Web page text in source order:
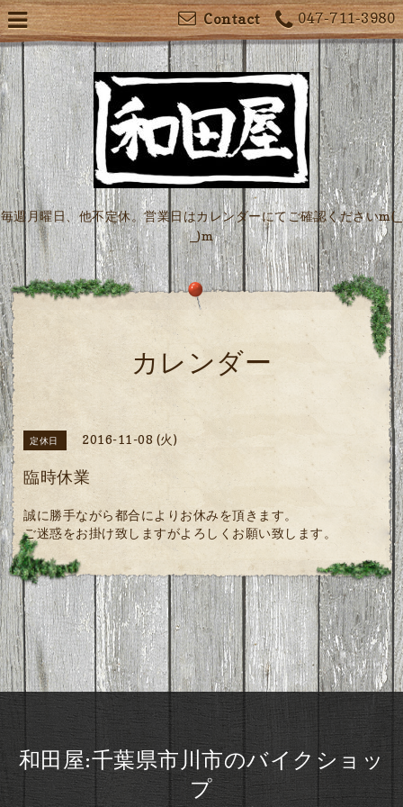
047-711-3980
Contact
毎週月曜日、他不定休。営業日はカレンダーにてご確認くださいm(_
_)m
カレンダー
定休日 2016-11-08 (火)
臨時休業
誠に勝手ながら都合によりお休みを頂きます。
ご迷惑をお掛け致しますがよろしくお願い致します。
和田屋:千葉県市川市のバイクショッ
プ